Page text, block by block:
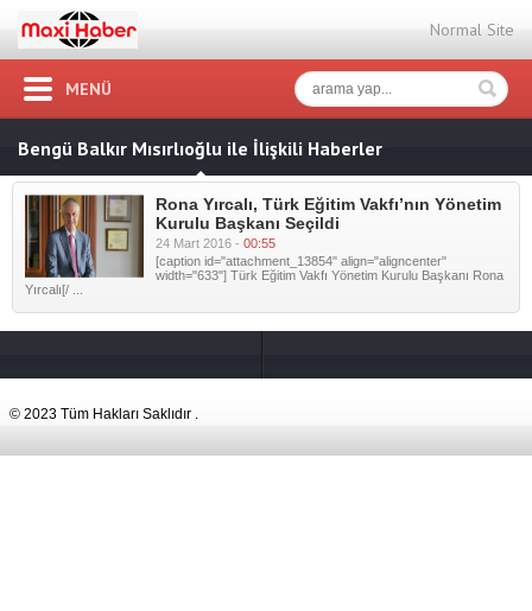
Normal Site
MENÜ
Bengü Balkır Mısırlıoğlu ile İlişkili Haberler
Rona Yırcalı, Türk Eğitim Vakfı’nın Yönetim
Kurulu Başkanı Seçildi
24 Mart 2016 - 00:55
[caption id="attachment_13854" align="aligncenter"
width="633"] Türk Eğitim Vakfı Yönetim Kurulu Başkanı Rona
Yırcalı[/ ...
© 2023 Tüm Hakları Saklıdır .